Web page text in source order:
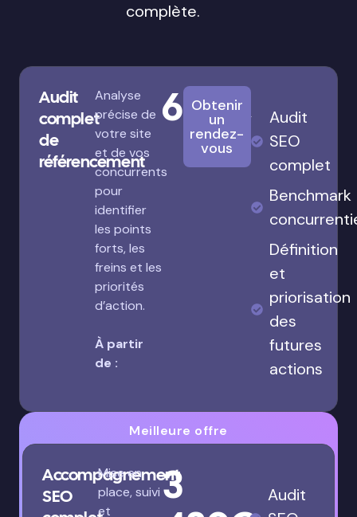
complète.
Audit
complet
de
référencement
Analyse
précise de
votre site
et de vos
concurrents
pour
identifier
les points
forts, les
freins et les
priorités
d’action.
À partir
de :
680€
Obtenir
un
rendez-
vous
Audit
SEO
complet
Benchmark
Définition
et
priorisation
des
futures
actions
Meilleure offre
Accompagnement
SEO
Mise en
place, suivi
et
3
Audit